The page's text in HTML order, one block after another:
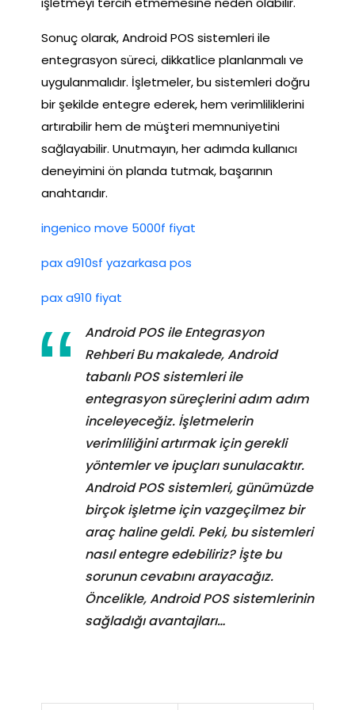
Sonuç olarak, Android POS sistemleri ile
entegrasyon süreci, dikkatlice planlanmalı ve
uygulanmalıdır. İşletmeler, bu sistemleri doğru
bir şekilde entegre ederek, hem verimliliklerini
artırabilir hem de müşteri memnuniyetini
sağlayabilir. Unutmayın, her adımda kullanıcı
deneyimini ön planda tutmak, başarının
anahtarıdır.
ingenico move 5000f fiyat
pax a910sf yazarkasa pos
pax a910 fiyat
Android POS ile Entegrasyon
Rehberi Bu makalede, Android
tabanlı POS sistemleri ile
entegrasyon süreçlerini adım adım
inceleyeceğiz. İşletmelerin
verimliliğini artırmak için gerekli
yöntemler ve ipuçları sunulacaktır.
Android POS sistemleri, günümüzde
birçok işletme için vazgeçilmez bir
araç haline geldi. Peki, bu sistemleri
nasıl entegre edebiliriz? İşte bu
sorunun cevabını arayacağız.
Öncelikle, Android POS sistemlerinin
sağladığı avantajları…